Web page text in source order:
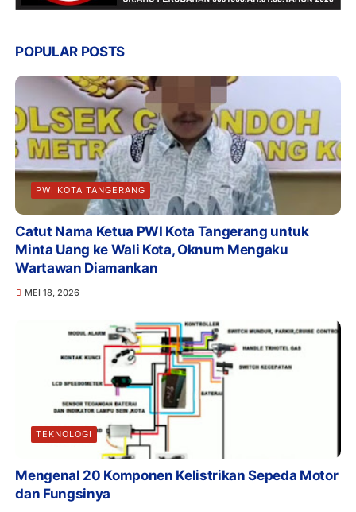
POPULAR POSTS
PWI KOTA TANGERANG
Catut Nama Ketua PWI Kota Tangerang untuk
Minta Uang ke Wali Kota, Oknum Mengaku
Wartawan Diamankan
MEI 18, 2026
TEKNOLOGI
Mengenal 20 Komponen Kelistrikan Sepeda Motor
dan Fungsinya